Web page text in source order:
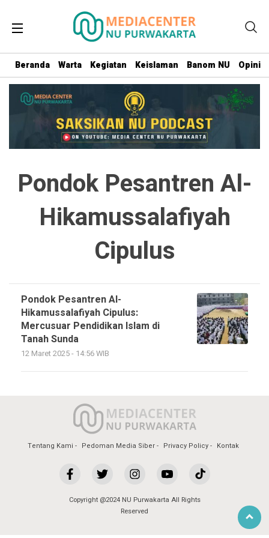
Beranda Warta Kegiatan Keislaman Banom NU Opini
Pondok Pesantren Al-
Hikamussalafiyah
Cipulus
Pondok Pesantren Al-
Hikamussalafiyah Cipulus:
Mercusuar Pendidikan Islam di
Tanah Sunda
12 Maret 2025 - 14:56 WIB
Tentang Kami Pedoman Media Siber Privacy Policy Kontak
Copyright @2024 NU Purwakarta All Rights
Reserved